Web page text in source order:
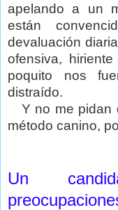
apelando a un
están
devaluación
ofensiva,
poquito nos
distraído.
Y no me pidan
método canino,
Un